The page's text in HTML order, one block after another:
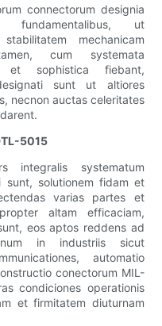
connectorum designia
fundamentalibus, ut
mechanicam
cum systemata
et sophistica fiebant,
sunt ut altiores
necnon auctas celeritates
5015
integralis systematum
sunt, solutionem fidam et
varias partes et
altam efficaciam,
eos aptos reddens ad
in industriis sicut
automatio
conectorum MIL-
condiciones operationis
et firmitatem diuturnam